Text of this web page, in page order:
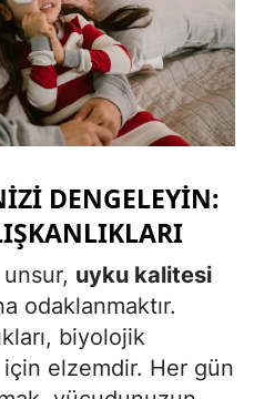
Sinop
Sivas
Tekirdağ
Trabzon
Şanlıurfa
Uşak
Van
DENGELEYIN:
uyku kalitesi
odaklanmaktır.
biyolojik
elzemdir. Her gün